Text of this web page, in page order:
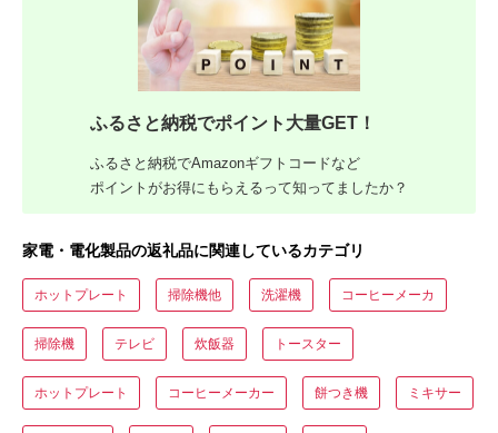
ふるさと納税でポイント大量GET！
ふるさと納税でAmazonギフトコードなど
ポイントがお得にもらえるって知ってましたか？
家電・電化製品の返礼品に関連しているカテゴリ
ホットプレート 掃除機他 洗濯機 コーヒーメーカ
掃除機 テレビ 炊飯器 トースター
ホットプレート コーヒーメーカー 餅つき機 ミキサー